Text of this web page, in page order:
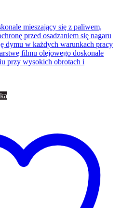
mieszający się z paliwem,
przed osadzaniem się nagaru
dymu w każdych warunkach pracy
filmu olejowego doskonale
przy wysokich obrotach i